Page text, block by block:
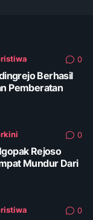
0
Berhasil
Pemberatan
0
Rejoso
Mundur Dari
0